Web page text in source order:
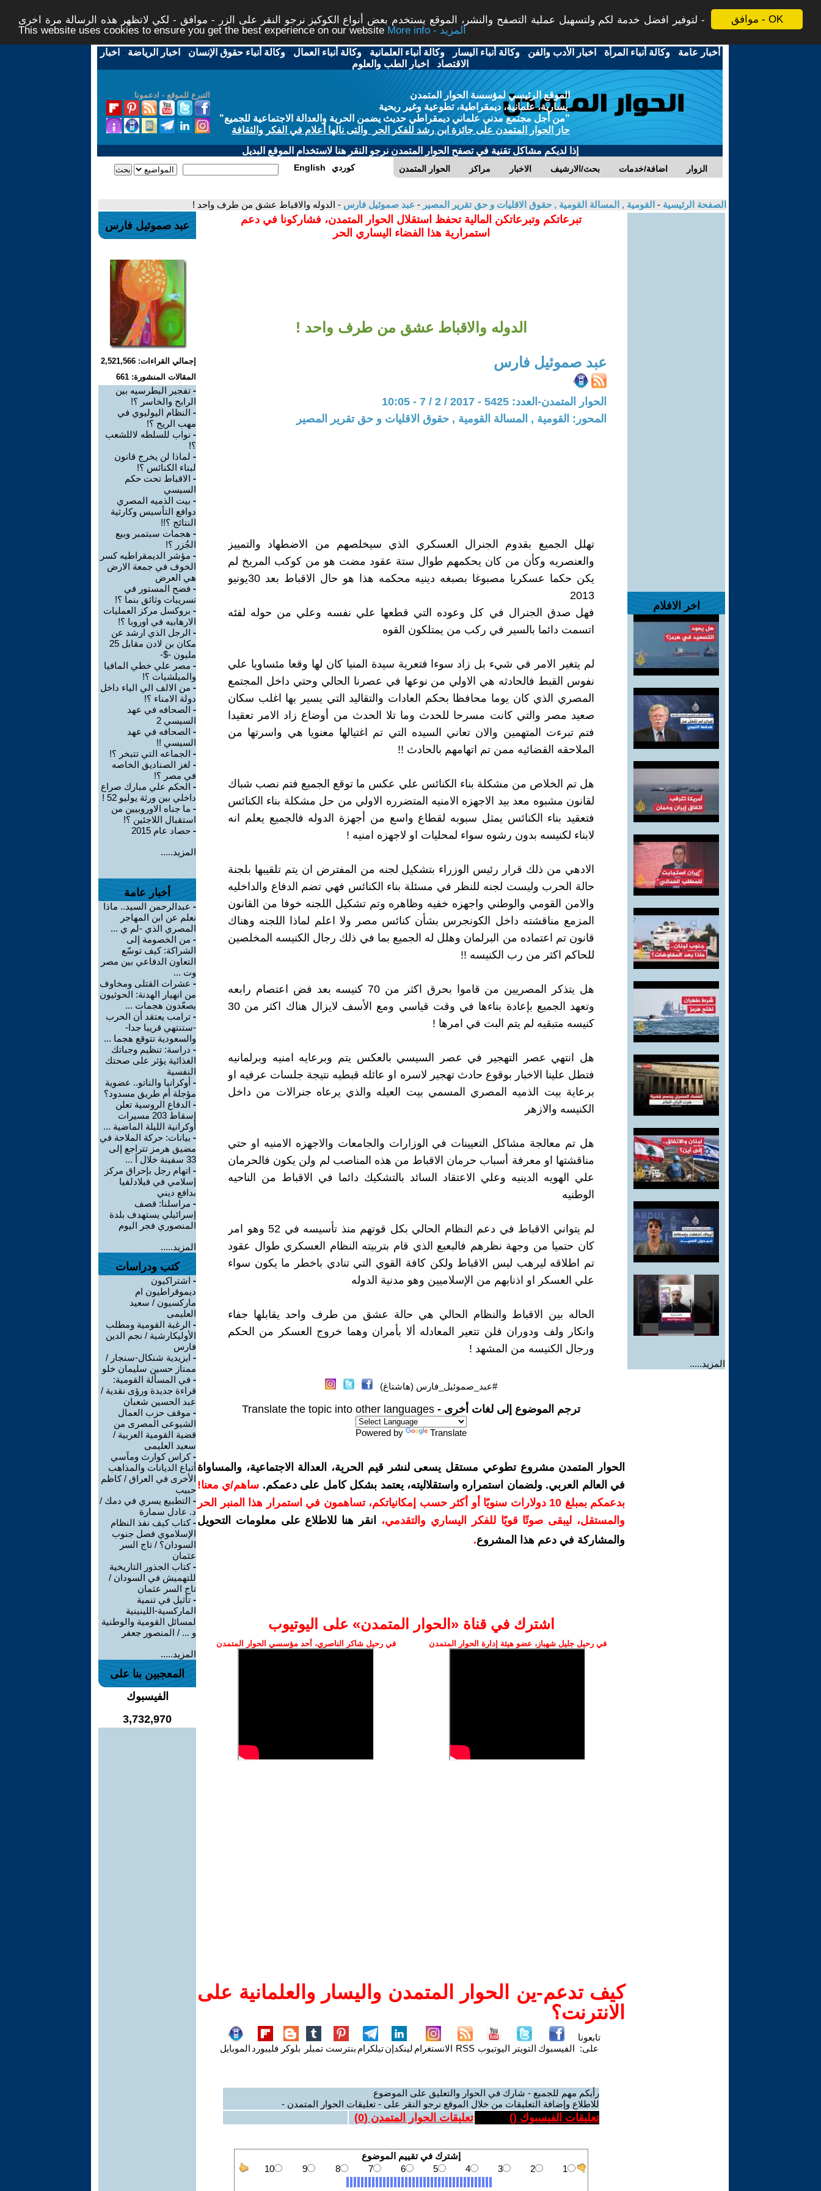
موافق - OK
لتوفير افضل خدمة لكم ولتسهيل عملية التصفح والنشر، الموقع يستخدم بعض أنواع الكوكيز نرجو النقر على الزر - موافق - لكي لاتظهر هذه الرسالة مرة اخرى -
This website uses cookies to ensure you get the best experience on our website
More info - المزيد
أخبار عامة -وكالة أنباء المرأة - اخبار الأدب والفن -وكالة أنباء اليسار -وكالة أنباء العلمانية -وكالة أنباء العمال -وكالة أنباء حقوق الإنسان - اخبار الرياضة - اخبار
الاقتصاد - اخبار الطب والعلوم
التبرع للموقع - ادعمونا
الموقع الرئيسي لمؤسسة الحوار المتمدن
يسارية، علمانية، ديمقراطية، تطوعية وغير ربحية
"من أجل مجتمع مدني علماني ديمقراطي حديث يضمن الحرية والعدالة الاجتماعية للجميع"
حاز الحوار المتمدن على جائزة ابن رشد للفكر الحر والتى نالها أعلام في الفكر والثقافة
إذا لديكم مشاكل تقنية في تصفح الحوار المتمدن نرجو النقر هنا لاستخدام الموقع البديل
الحوار المتمدن مراكز الاخبار بحث/الارشيف اضافة/خدمات الزوار English كوردي
الصفحة الرئيسية - القومية , المسالة القومية , حقوق الاقليات و حق تقرير المصير - عبد صموئيل فارس - الدوله والاقباط عشق من طرف واحد !
اخر الافلام
المزيد.....
تبرعاتكم وتبرعاتكن المالية تحفظ استقلال الحوار المتمدن، فشاركونا في دعم
استمرارية هذا الفضاء اليساري الحر
الدوله والاقباط عشق من طرف واحد !
عبد صموئيل فارس
الحوار المتمدن-العدد: 5425 - 2017 / 2 / 7 - 10:05
المحور: القومية , المسالة القومية , حقوق الاقليات و حق تقرير المصير
تهلل الجميع بقدوم الجنرال العسكري الذي سيخلصهم من الاضطهاد والتمييز
والعنصريه وكأن من كان يحكمهم طوال ستة عقود مضت هو من كوكب المريخ لم
يكن حكما عسكريا مصبوغا بصبغه دينيه محكمه هذا هو حال الاقباط بعد 30يونيو
2013
فهل صدق الجنرال في كل وعوده التي قطعها علي نفسه وعلي من حوله لفئه
اتسمت دائما بالسير في ركب من يمتلكون القوه
لم يتغير الامر في شيء بل زاد سوءا فتعرية سيدة المنيا كان لها وقعا مئساويا علي
نفوس القبط فالحادثه هي الاولي من نوعها في عصرنا الحالي وحتي داخل المجتمع
المصري الذي كان يوما محافظا بحكم العادات والتقاليد التي يسير بها اغلب سكان
صعيد مصر والتي كانت مسرحا للحدث وما تلا الحدث من أوضاع زاد الامر تعقيدا
فتم تبرءت المتهمين والان تعاني السيده التي تم اغتيالها معنويا هي واسرتها من
الملاحقه القضائيه ممن تم اتهامهم بالحادث !!
هل تم الخلاص من مشكلة بناء الكنائس علي عكس ما توقع الجميع فتم نصب شباك
لقانون مشبوه معد بيد الاجهزه الامنيه المتضرره الاولي من حل مشكلة بناء الكنائس
فتعقيد بناء الكنائس يمثل سبوبه لقطاع واسع من أجهزة الدوله فالجميع يعلم انه
لابناء لكنيسه بدون رشوه سواء لمحليات او لاجهزه امنيه !
الادهي من ذلك قرار رئيس الوزراء بتشكيل لجنه من المفترض ان يتم تلقيبها بلجنة
حالة الحرب وليست لجنه للنظر في مسئلة بناء الكنائس فهي تضم الدفاع والداخليه
والامن القومي والوطني واجهزه خفيه وظاهره وتم تشكيل اللجنه خوفا من القانون
المزمع مناقشته داخل الكونجرس بشأن كنائس مصر ولا اعلم لماذا اللجنه وهناك
قانون تم اعتماده من البرلمان وهلل له الجميع بما في ذلك رجال الكنيسه المخلصين
للحاكم اكثر من رب الكنيسه !!
هل يتذكر المصريين من قاموا بحرق اكثر من 70 كنيسه بعد فض اعتصام رابعه
وتعهد الجميع بإعادة بناءها في وقت قياسي ومع الأسف لايزال هناك اكثر من 30
كنيسه متبقيه لم يتم البت في امرها !
هل انتهي عصر التهجير في عصر السيسي بالعكس يتم وبرعايه امنيه وبرلمانيه
فتطل علينا الاخبار بوقوع حادث تهجير لاسره او عائله قبطيه نتيجة جلسات عرفيه او
برعاية بيت الذميه المصري المسمي بيت العيله والذي يرعاه جنرالات من داخل
الكنيسه والازهر
هل تم معالجة مشاكل التعيينات في الوزارات والجامعات والاجهزه الامنيه او حتي
مناقشتها او معرفة أسباب حرمان الاقباط من هذه المناصب لم ولن يكون فالحرمان
علي الهويه الدينيه وعلي الاعتقاد السائد بالتشكيك دائما في الاقباط من الناحيه
الوطنيه
لم يتواني الاقباط في دعم النظام الحالي بكل قوتهم منذ تأسيسه في 52 وهو امر
كان حتميا من وجهة نظرهم فالبعبع الذي قام بتربيته النظام العسكري طوال عقود
تم اطلاقه ليرهب ليس الاقباط ولكن كافة القوي التي تنادي باخطر ما يكون سواء
علي العسكر او اذنابهم من الإسلاميين وهو مدنية الدوله
الحاله بين الاقباط والنظام الحالي هي حالة عشق من طرف واحد يقابلها جفاء
وانكار ولف ودوران فلن تتعير المعادله ألا بأمران وهما خروج العسكر من الحكم
ورجال الكنيسه من المشهد !
#عبد_صموئيل_فارس (هاشتاغ)
ترجم الموضوع إلى لغات أخرى - Translate the topic into other languages
Powered by Translate
الحوار المتمدن مشروع تطوعي مستقل يسعى لنشر قيم الحرية، العدالة الاجتماعية، والمساواة
في العالم العربي. ولضمان استمراره واستقلاليته، يعتمد بشكل كامل على دعمكم. ساهم/ي معنا!
بدعمكم بمبلغ 10 دولارات سنويًا أو أكثر حسب إمكانياتكم، تساهمون في استمرار هذا المنبر الحر
والمستقل، ليبقى صوتًا قويًا للفكر اليساري والتقدمي،
انقر هنا للاطلاع على معلومات التحويل
والمشاركة في دعم هذا المشروع.
اشترك في قناة ‫«الحوار المتمدن» على اليوتيوب
في رحيل جليل شهباز، عضو هيئة إدارة الحوار المتمدن في رحيل شاكر الناصري، أحد مؤسسي الحوار المتمدن
كيف تدعم-ين الحوار المتمدن واليسار والعلمانية على
الانترنت؟
تابعونا
على: الفيسبوك التويتر اليوتيوب RSS الانستغرام لينكدإنتيلكرام بنترست تمبلر بلوكر فليبورد الموبايل
رأيكم مهم للجميع - شارك في الحوار والتعليق على الموضوع
للاطلاع وإضافة التعليقات من خلال الموقع نرجو النقر على - تعليقات الحوار المتمدن -
تعليقات الفيسبوك () تعليقات الحوار المتمدن (0
)
عبد صموئيل فارس
إجمالي القراءات: 2,521,566
المقالات المنشورة: 661
- تفجير البطرسيه بين
الرابح والخاسر ؟!
- النظام اليوليوي في
مهب الريح ؟!
- نواب للسلطه لاللشعب
؟!
- لماذا لن يخرج قانون
لبناء الكنائس ؟!
- الاقباط تحت حكم
السيسي
- بيت الذميه المصري
دوافع التأسيس وكارثية
النتائج ؟!!
- هجمات سبتمبر وبيع
الجُزر ؟!
- مؤشر الديمقراطيه كسر
الخوف في جمعة الارض
هي العرض
- فضح المستور في
تسريبات وثائق بنما ؟!
- بروكسل مركز العمليات
الارهابيه في اوروبا ؟!
- الرجل الذي ارشد عن
مكان بن لادن مقابل 25
مليون -$-
- مصر علي خطي المافيا
والميلشيات ؟!
- من الالف الي الياء داخل
دولة الامناء ؟!
- الصحافه في عهد
السيسي 2
- الصحافه في عهد
السيسي !!
- الجماعه التي تتبخر ؟!
- لغز الصناديق الخاصه
في مصر ؟!
- الحكم علي مبارك صراع
داخلي بين ورثة يوليو 52 !
- ما جناه الاوروبيين من
استقبال اللاجئين ؟!
- حصاد عام 2015
المزيد.....
أخبار عامة
- عبدالرحمن السيد.. ماذا
نعلم عن ابن المهاجر
المصري الذي -لم ي ...
- من الخصومة إلى
الشراكة: كيف توسّع
التعاون الدفاعي بين مصر
وت ...
- عشرات القتلى ومخاوف
من انهيار الهدنة: الحوثيون
يصعّدون هجمات ...
- ترامب يعتقد أن الحرب
-ستنتهي قريبا جدا-
والسعودية تتوقع هجما ...
- دراسة: تنظيم وجباتك
الغذائية يؤثر على صحتك
النفسية
- أوكرانيا والناتو.. عضوية
مؤجلة أم طريق مسدود؟
- الدفاع الروسية تعلن
إسقاط 203 مسيرات
أوكرانية الليلة الماضية ...
- بيانات: حركة الملاحة في
مضيق هرمز تتراجع إلى
33 سفينة خلال أ ...
- اتهام رجل بإحراق مركز
إسلامي في فيلادلفيا
بدافع ديني
- مراسلنا: قصف
إسرائيلي يستهدف بلدة
المنصوري فجر اليوم
المزيد.....
كتب ودراسات
- اشتراكيون
ديموقراطيون ام
ماركسيون / سعيد
العليمى
- الرغبة القومية ومطلب
الأوليكارشية / نجم الدين
فارس
- ايزيدية شنكال-سنجار /
ممتاز حسين سليمان خلو
- في المسألة القومية:
قراءة جديدة ورؤى نقدية /
عبد الحسين شعبان
- موقف حزب العمال
الشيوعى المصرى من
قضية القومية العربية /
سعيد العليمى
-كراس كوارث ومآسي
أتباع الديانات والمذاهب
الأخرى في العراق / كاظم
حبيب
- التطبيع يسري في دمك /
د. عادل سمارة
-كتاب كيف نفذ النظام
الإسلاموي فصل جنوب
السودان؟ / تاج السر
عثمان
-كتاب الجذور التاريخية
للتهميش في السودان /
تاج السر عثمان
- تأثيل في تنمية
الماركسية-اللينينية
لمسائل القومية والوطنية
و ... / المنصور جعفر
المزيد.....
المعجبين بنا على
الفيسبوك
3,732,970